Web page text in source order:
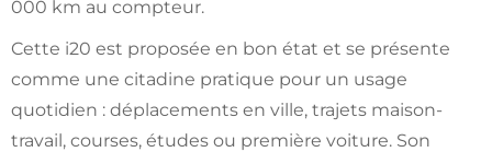
000 km au compteur.
Cette i20 est proposée en bon état et se présente
comme une citadine pratique pour un usage
quotidien : déplacements en ville, trajets maison-
travail, courses, études ou première voiture. Son